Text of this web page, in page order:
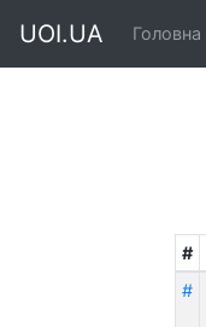
UOI.UA Головна
#
#